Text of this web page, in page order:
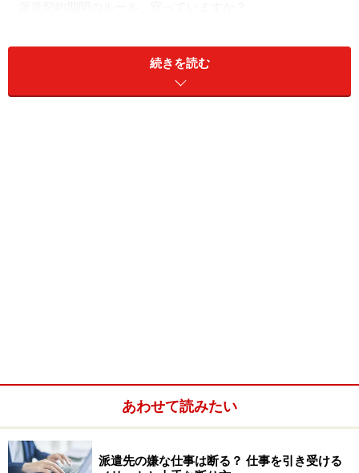
メールで欠勤連絡？
ナツキさんは、A社で派遣社員として働きだしてから1年
の姿が見えません。「利用している電車の路線はいつも
れているのかもしれないと思っていました。
続きを読む
あわせて読みたい
派遣先の嫌な仕事は断る？ 仕事を引き受ける